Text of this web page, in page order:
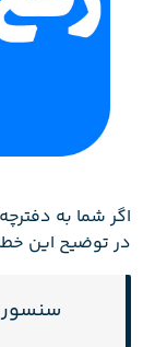
اگر شما به
در توضیح این
سنسور